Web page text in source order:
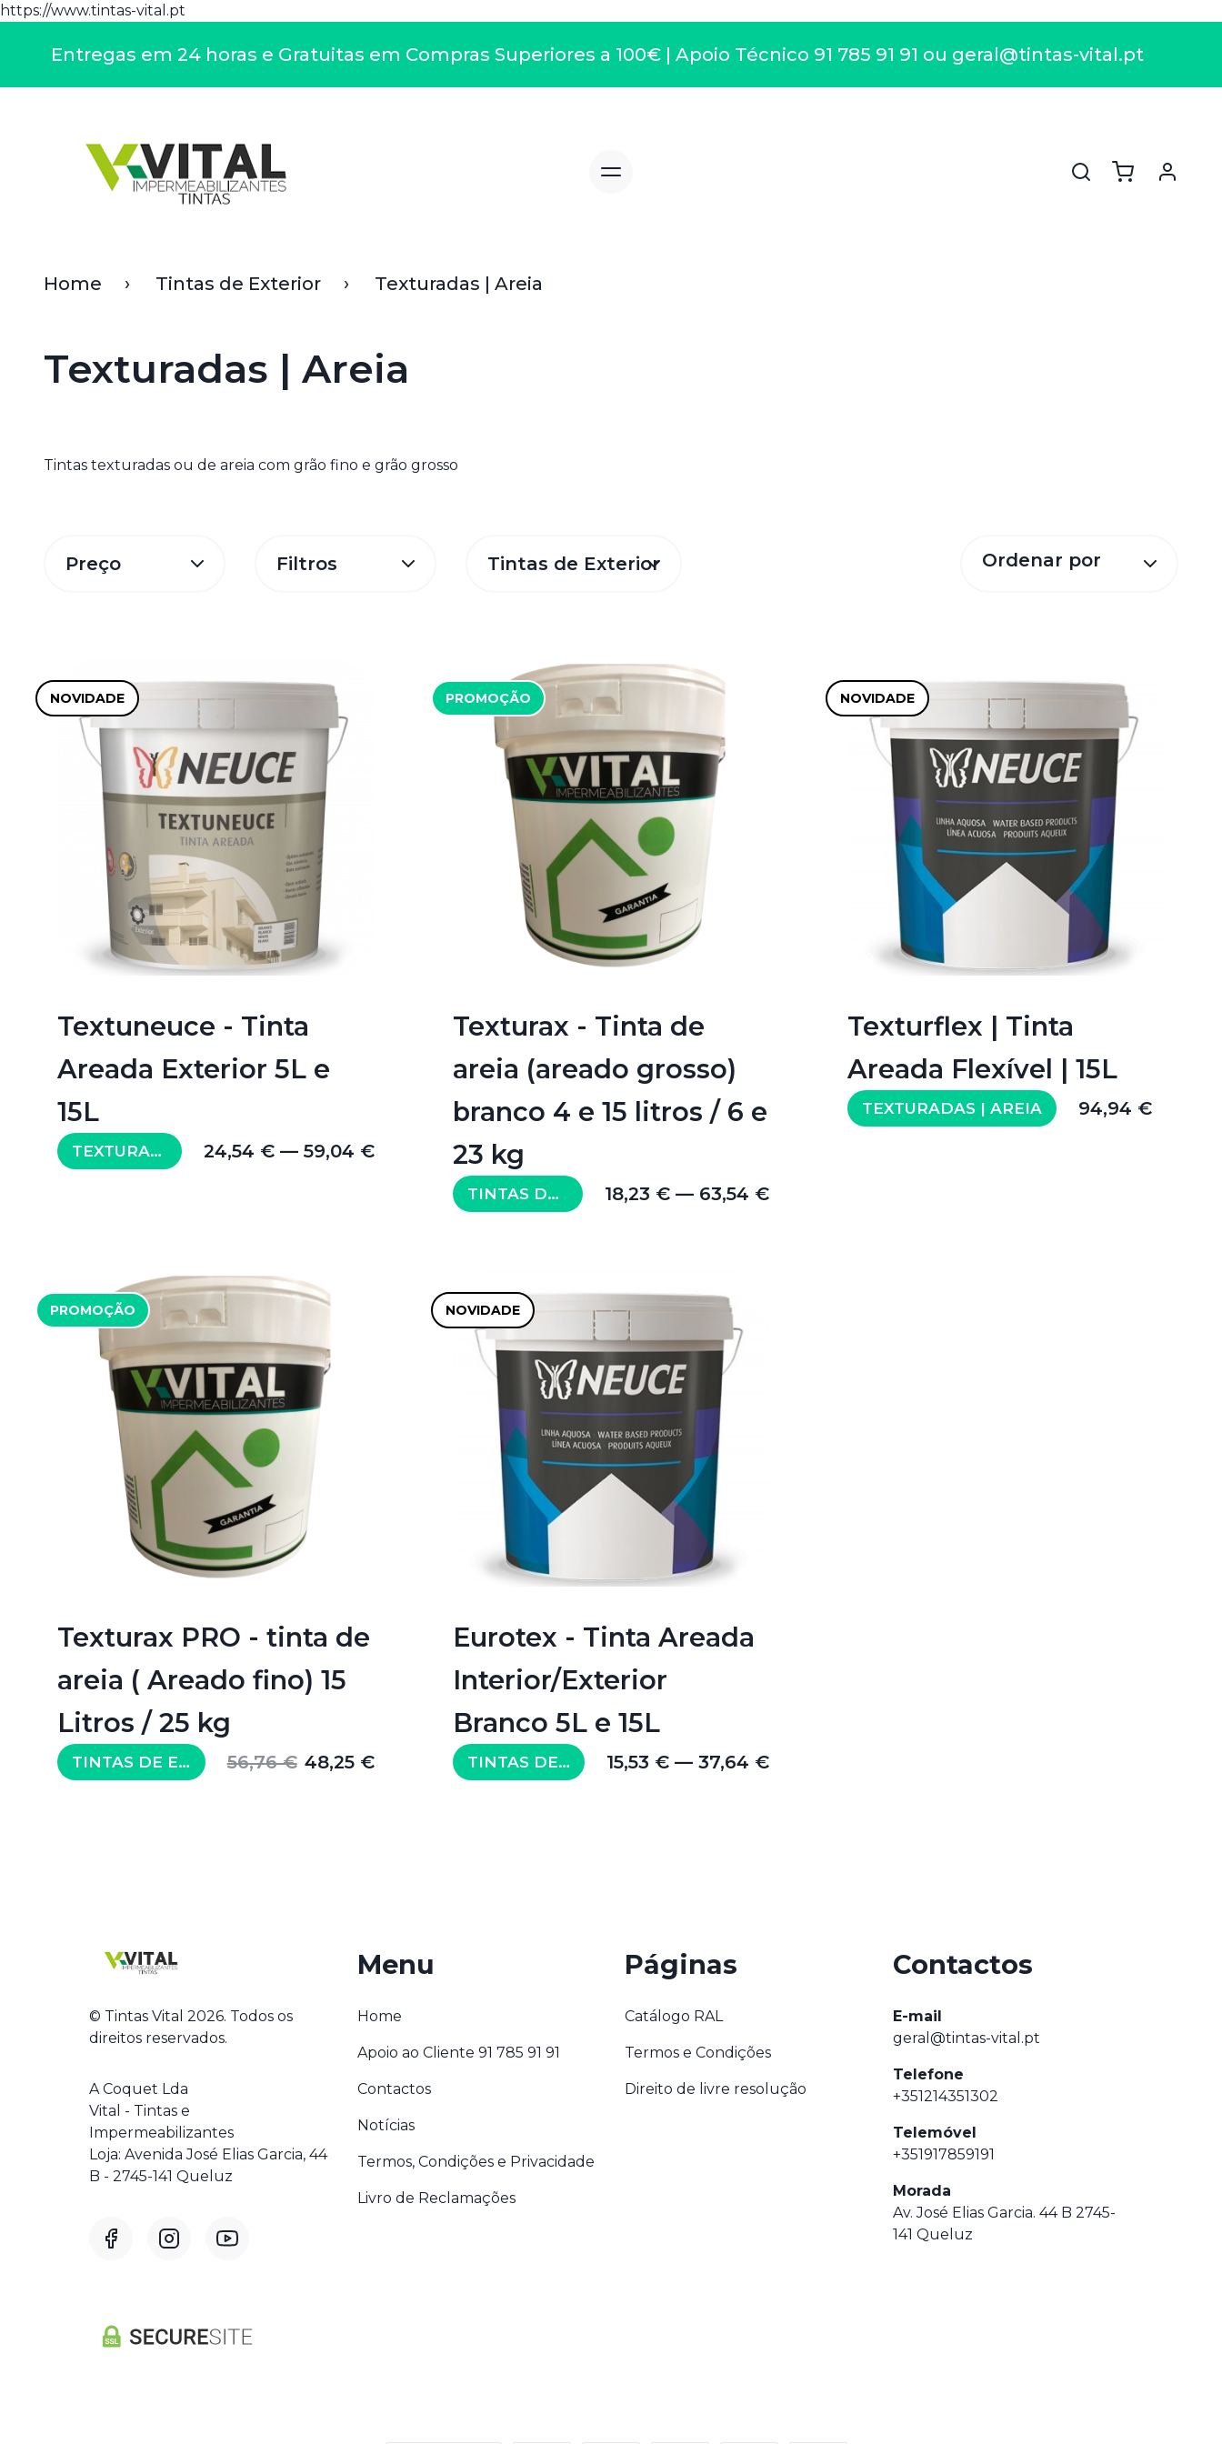
https://www.tintas-vital.pt
Entregas em 24 horas e Gratuitas em Compras Superiores a 100€ | Apoio Técnico 91 785 91 91 ou geral@tintas-vital.pt
Home Tintas de Exterior Texturadas | Areia
Texturadas | Areia
Tintas texturadas ou de areia com grão fino e grão grosso
Preço Filtros Tintas de Exterior Ordenar por
NOVIDADE
Textuneuce - Tinta
Areada Exterior 5L e
15L
TEXTURADAS | AREIA 24,54 € — 59,04 €
PROMOÇÃO
Texturax - Tinta de
areia (areado grosso)
branco 4 e 15 litros / 6 e
23 kg
TINTAS DE EXTERIOR 18,23 € — 63,54 €
NOVIDADE
Texturflex | Tinta
Areada Flexível | 15L
TEXTURADAS | AREIA 94,94 €
PROMOÇÃO
Texturax PRO - tinta de
areia ( Areado fino) 15
Litros / 25 kg
TINTAS DE EXTERIOR 56,76 € 48,25 €
NOVIDADE
Eurotex - Tinta Areada
Interior/Exterior
Branco 5L e 15L
TINTAS DE EXTERIOR 15,53 € — 37,64 €
© Tintas Vital 2026. Todos os
direitos reservados.
A Coquet Lda
Vital - Tintas e
Impermeabilizantes
Loja: Avenida José Elias Garcia, 44
B - 2745-141 Queluz
Menu
Home
Apoio ao Cliente 91 785 91 91
Contactos
Notícias
Termos, Condições e Privacidade
Livro de Reclamações
Páginas
Catálogo RAL
Termos e Condições
Direito de livre resolução
Contactos
E-mail
geral@tintas-vital.pt
Telefone
+351214351302
Telemóvel
+351917859191
Morada
Av. José Elias Garcia. 44 B 2745-
141 Queluz